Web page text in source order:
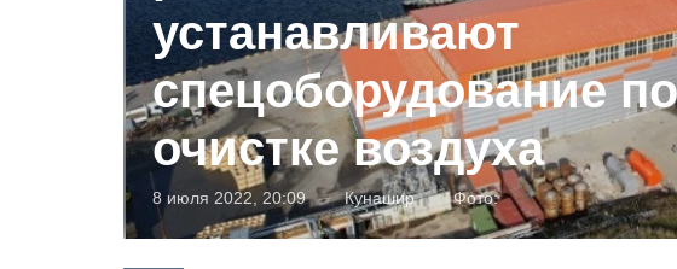
устанавливают
спецоборудование по
очистке воздуха
8 июля 2022, 20:09 Кунашир Фото: